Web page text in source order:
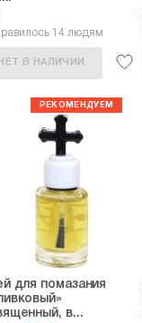
14 людям
НЕТ В НАЛИЧИИ
для помазания
в...